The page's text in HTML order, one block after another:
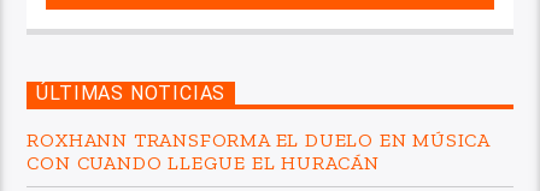
ÚLTIMAS NOTICIAS
ROXHANN TRANSFORMA EL DUELO EN MÚSICA
CON CUANDO LLEGUE EL HURACÁN